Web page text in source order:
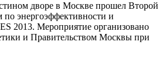
дворе в Москве прошел Второй
энергоэффективности и
2013. Мероприятие организовано
и Правительством Москвы при